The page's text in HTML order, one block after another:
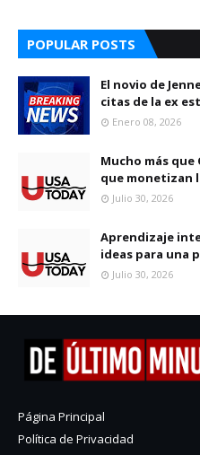
POPULAR POSTS
El novio de
citas de la ex
Enero 08, 2026
Mucho más
que monetizan
Julio 30, 2026
Aprendizaje
ideas para una
Julio 30, 2026
Página Principal
Política de Privacidad